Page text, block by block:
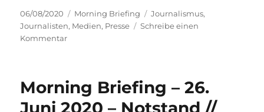
Veröffentlicht
am
06/08/2020 Kategorien
Morning Briefing Schlagwörter
Journalismus,
Journalisten, Medien, Presse
Schreibe einen
Kommentarzu
6.
August
Morning Briefing – 26.